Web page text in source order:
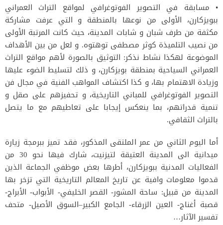
• مسابقة في التصوير الفوتوغرافي لمواقع التراث العمراني
ببويزكارن، الأولى من نوعها بالمنطقة و التي عرفت مشاركة
مكثفة من طرف شبان و شابات المدينة، حيث كانت المرتبة الأولى
من نصيب التلميذة كوثر مصطفى توهتوه. و لعل من بين الأهداف
الموضوعة لهكذا نشاط نذكر: التوثيق بالصورة لأهم مواقع التراث
العمراني السياحية بمنطقة بويزكارن، و ذلك لتسليط الضوء عليها
وزيادة الاهتمام بها، و كذا اكتشاف المواهب الفنية في مجال فن
التصوير الفوتوغرافي للمباني التاريخية، و تحفيزهم على صقل و
تنمية قدراتهم، بما ينعكس إيجابا على تعاطيهم مع ما يتصل
بالتراث الثقافي.
أما اليوم الثاني من عمر الملتقى المذكور، فقد تميز ببرمجة زيارة
ميدانية الى المدينة العتيقة لتيزنيت، شارك فيها نحو 30 من
الفعاليات المدنية ببويزكارن، أطرها بعض موظفي الجماعة الذين
قدموا معلومات وافية عن تاريخ المعالم التاريخية التي تزخر بها
المدينة من قبيل: ساحة المشور- القصر الخليفي- الأبواب- الأبراج-
قصبة أغناج- العين الزرقاء- الجامع الكبير–السوق الأصيل- متحف
تفسير الآثار…